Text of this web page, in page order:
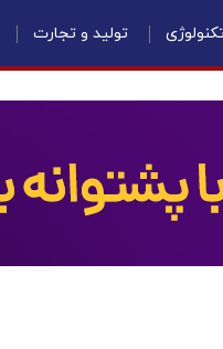
تولید و تجارت